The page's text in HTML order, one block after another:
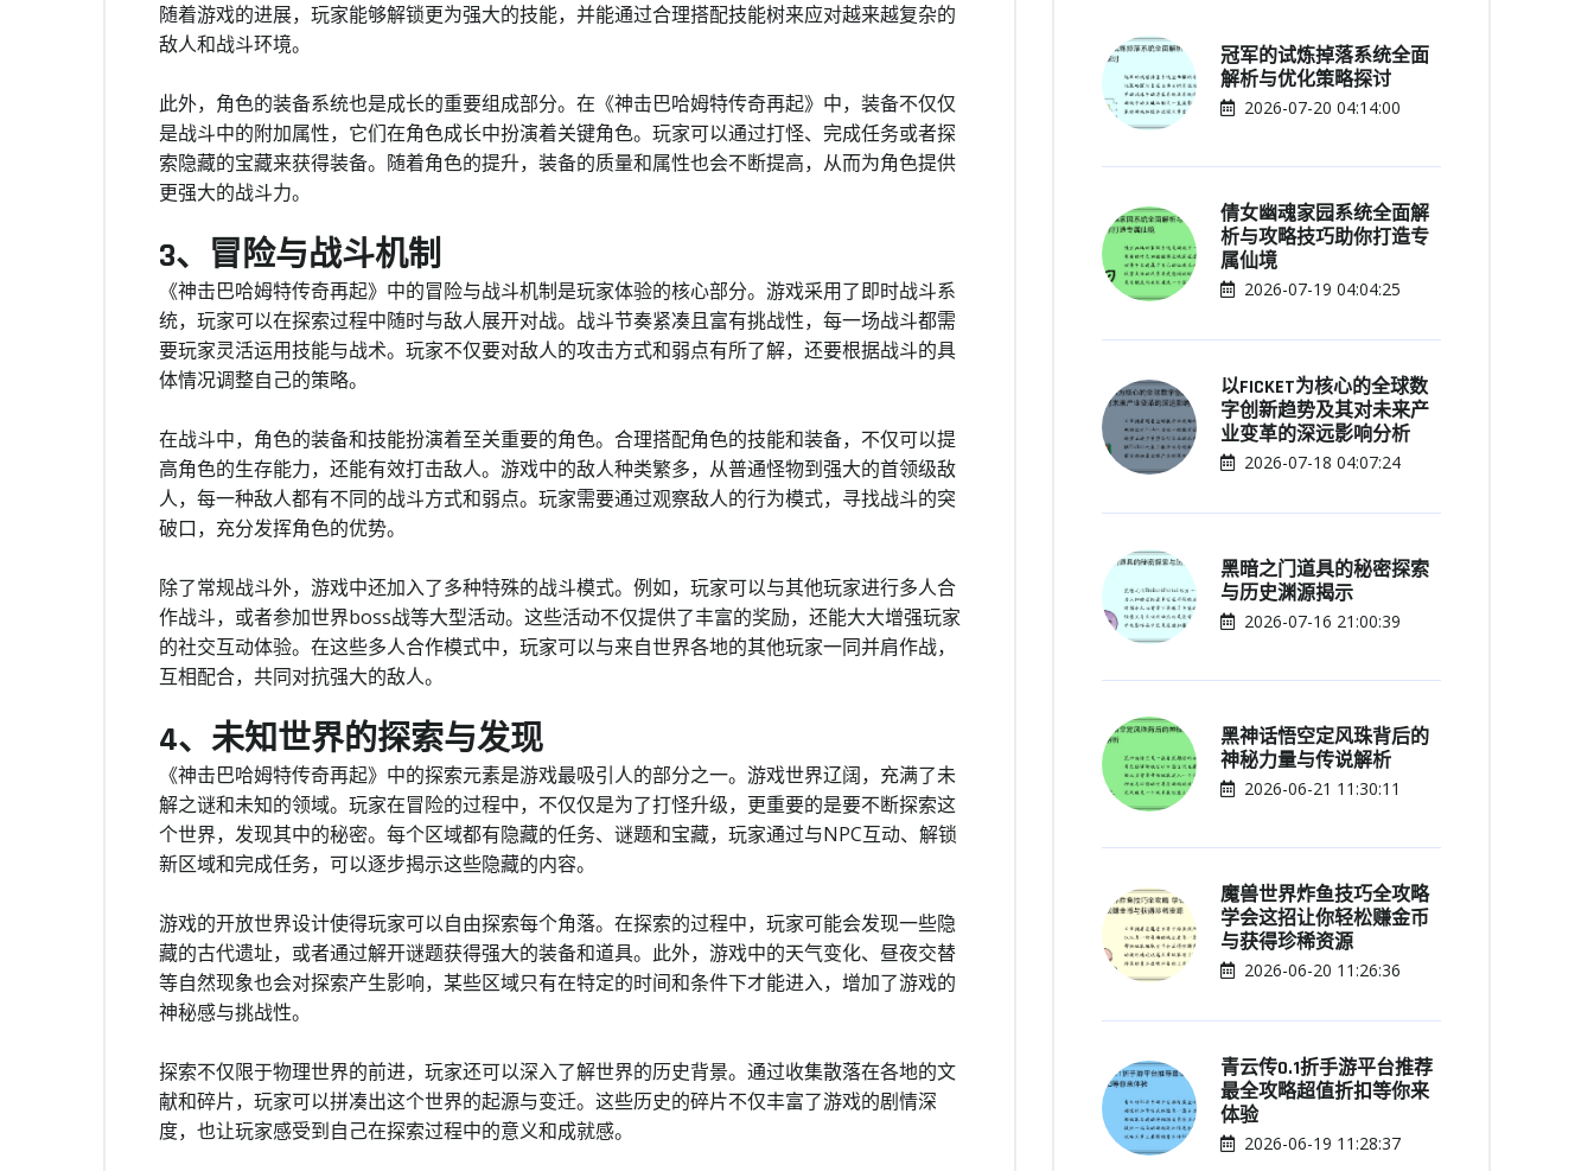
随着游戏的进展，玩家能够解锁更为强大的技能，并能通过合理搭配技能树来应对越来越复杂的
敌人和战斗环境。
此外，角色的装备系统也是成长的重要组成部分。在《神击巴哈姆特传奇再起》中，装备不仅仅
是战斗中的附加属性，它们在角色成长中扮演着关键角色。玩家可以通过打怪、完成任务或者探
索隐藏的宝藏来获得装备。随着角色的提升，装备的质量和属性也会不断提高，从而为角色提供
更强大的战斗力。
3、冒险与战斗机制
《神击巴哈姆特传奇再起》中的冒险与战斗机制是玩家体验的核心部分。游戏采用了即时战斗系
统，玩家可以在探索过程中随时与敌人展开对战。战斗节奏紧凑且富有挑战性，每一场战斗都需
要玩家灵活运用技能与战术。玩家不仅要对敌人的攻击方式和弱点有所了解，还要根据战斗的具
体情况调整自己的策略。
在战斗中，角色的装备和技能扮演着至关重要的角色。合理搭配角色的技能和装备，不仅可以提
高角色的生存能力，还能有效打击敌人。游戏中的敌人种类繁多，从普通怪物到强大的首领级敌
人，每一种敌人都有不同的战斗方式和弱点。玩家需要通过观察敌人的行为模式，寻找战斗的突
破口，充分发挥角色的优势。
除了常规战斗外，游戏中还加入了多种特殊的战斗模式。例如，玩家可以与其他玩家进行多人合
作战斗，或者参加世界boss战等大型活动。这些活动不仅提供了丰富的奖励，还能大大增强玩家
的社交互动体验。在这些多人合作模式中，玩家可以与来自世界各地的其他玩家一同并肩作战，
互相配合，共同对抗强大的敌人。
4、未知世界的探索与发现
《神击巴哈姆特传奇再起》中的探索元素是游戏最吸引人的部分之一。游戏世界辽阔，充满了未
解之谜和未知的领域。玩家在冒险的过程中，不仅仅是为了打怪升级，更重要的是要不断探索这
个世界，发现其中的秘密。每个区域都有隐藏的任务、谜题和宝藏，玩家通过与NPC互动、解锁
新区域和完成任务，可以逐步揭示这些隐藏的内容。
游戏的开放世界设计使得玩家可以自由探索每个角落。在探索的过程中，玩家可能会发现一些隐
藏的古代遗址，或者通过解开谜题获得强大的装备和道具。此外，游戏中的天气变化、昼夜交替
等自然现象也会对探索产生影响，某些区域只有在特定的时间和条件下才能进入，增加了游戏的
神秘感与挑战性。
探索不仅限于物理世界的前进，玩家还可以深入了解世界的历史背景。通过收集散落在各地的文
献和碎片，玩家可以拼凑出这个世界的起源与变迁。这些历史的碎片不仅丰富了游戏的剧情深
度，也让玩家感受到自己在探索过程中的意义和成就感。
冠军的试炼掉落系统全面
解析与优化策略探讨
2026-07-20 04:14:00
倩女幽魂家园系统全面解
析与攻略技巧助你打造专
属仙境
2026-07-19 04:04:25
以FICKET为核心的全球数
字创新趋势及其对未来产
业变革的深远影响分析
2026-07-18 04:07:24
黑暗之门道具的秘密探索
与历史渊源揭示
2026-07-16 21:00:39
黑神话悟空定风珠背后的
神秘力量与传说解析
2026-06-21 11:30:11
魔兽世界炸鱼技巧全攻略
学会这招让你轻松赚金币
与获得珍稀资源
2026-06-20 11:26:36
青云传0.1折手游平台推荐
最全攻略超值折扣等你来
体验
2026-06-19 11:28:37